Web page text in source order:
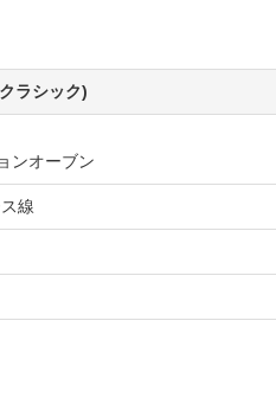
ラシック)
ンオーブン
線